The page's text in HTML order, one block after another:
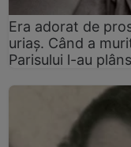
Era adorat de
uriaș. Când a
Parisului l-au plâns